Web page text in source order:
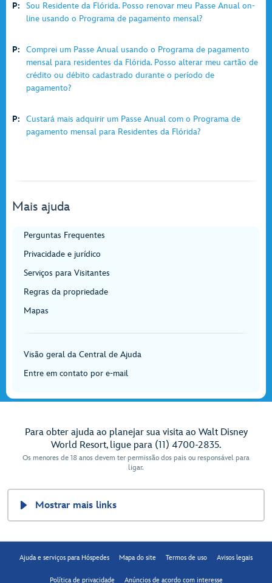
P:
Sou Residente da Flórida. Posso renovar meu Passe Anual on-
line usando o Programa de pagamento mensal?
P:
Comprei um Passe Anual usando o Programa de pagamento
mensal para residentes da Flórida. Posso alterar meu cartão de
crédito ou débito cadastrado durante o período de
pagamento?
P:
Custará mais adquirir um Passe Anual com o Programa de
pagamento mensal para Residentes da Flórida?
Mais ajuda
Perguntas Frequentes
Privacidade e jurídico
Serviços para Visitantes
Regras da propriedade
Mapas
Visão geral da Central de Ajuda
Entre em contato por e-mail
Para obter ajuda ao planejar sua visita ao Walt Disney
World Resort, ligue para (11) 4700-2835.
Os menores de 18 anos devem ter permissão dos pais ou responsável para
ligar.
Mostrar mais links
Ajuda e serviços para Hóspedes Mapa do site Termos de uso Avisos legais
Política de privacidade Anúncios de acordo com interesse